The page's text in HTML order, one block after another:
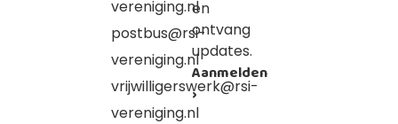
vereniging.nl
postbus@rsi-
vereniging.nl
vrijwilligerswerk@rsi-
vereniging.nl
en
ontvang
updates.
Aanmelden
›